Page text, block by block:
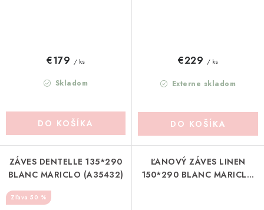
Skladom
€179 / ks
DO KOŠÍKA
Externe skladom
€229 / ks
DO KOŠÍKA
ZÁVES DENTELLE 135*290
BLANC MARICLO (A35432)
50 %
ĽANOVÝ ZÁVES LINEN
150*290 BLANC MARICLO